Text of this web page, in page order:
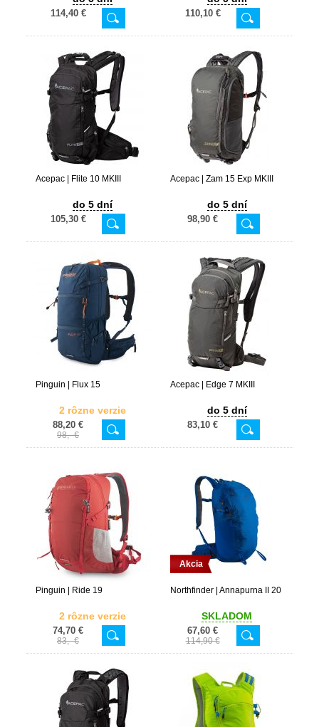
114,40 € 110,10 €
Acepac | Flite 10 MKIII
do 5 dní
105,30 €
Acepac | Zam 15 Exp MKIII
do 5 dní
98,90 €
Pinguin | Flux 15
2 rôzne verzie
88,20 €
98,- €
Acepac | Edge 7 MKIII
do 5 dní
83,10 €
Pinguin | Ride 19
2 rôzne verzie
74,70 €
83,- €
Akcia
Northfinder | Annapurna II 20
SKLADOM
67,60 €
114,90 €